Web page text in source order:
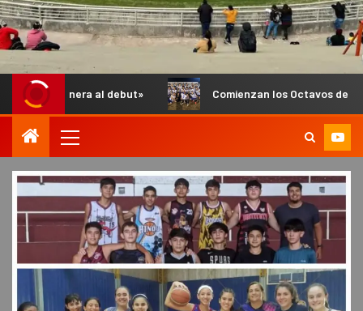
al debut» Comienzan los Octavos de Final del Anual